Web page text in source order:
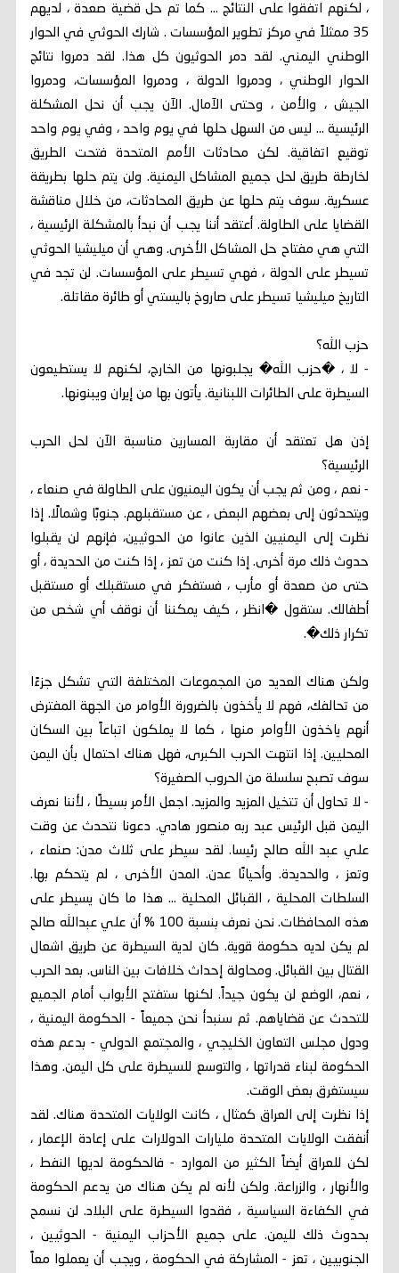
، لكنهم اتفقوا على النتائج ... كما تم حل قضية صعدة ، لديهم
35 ممثلاً في مركز تطوير المؤسسات . شارك الحوثي في ​​الحوار
الوطني اليمني. لقد دمر الحوثيون كل هذا. لقد دمروا نتائج
الحوار الوطني ، ودمروا الدولة ، ودمروا المؤسسات، ودمروا
الجيش ، والأمن ، وحتى الآمال. الآن يجب أن نحل المشكلة
الرئيسية ... ليس من السهل حلها في يوم واحد ، وفي يوم واحد
توقيع اتفاقية. لكن محادثات الأمم المتحدة فتحت الطريق
لخارطة طريق لحل جميع المشاكل اليمنية. ولن يتم حلها بطريقة
عسكرية. سوف يتم حلها عن طريق المحادثات، من خلال مناقشة
القضايا على الطاولة. أعتقد أننا يجب أن نبدأ بالمشكلة الرئيسية ،
التي هي مفتاح حل المشاكل الأخرى. وهي أن ميليشيا الحوثي
تسيطر على الدولة ، فهي تسيطر على المؤسسات. لن تجد في
التاريخ ميليشيا تسيطر على صاروخ باليستي أو طائرة مقاتلة.
حزب الله؟
- لا ، �حزب الله� يجلبونها من الخارج، لكنهم لا يستطيعون
السيطرة على الطائرات اللبنانية. يأتون بها من إيران ويبنونها.
إذن هل تعتقد أن مقاربة المسارين مناسبة الآن لحل الحرب
الرئيسية؟
- نعم ، ومن ثم يجب أن يكون اليمنيون على الطاولة في صنعاء ،
ويتحدثون إلى بعضهم البعض ، عن مستقبلهم. جنوبًا وشمالًا. إذا
نظرت إلى اليمنيين الذين عانوا من الحوثيين، فإنهم لن يقبلوا
حدوث ذلك مرة أخرى. إذا كنت من تعز ، إذا كنت من الحديدة ، أو
حتى من صعدة أو مأرب ، فستفكر في مستقبلك أو مستقبل
أطفالك. ستقول �انظر ، كيف يمكننا أن نوقف أي شخص من
تكرار ذلك�.
ولكن هناك العديد من المجموعات المختلفة التي تشكل جزءًا
من تحالفك، فهم لا يأخذون بالضرورة الأوامر من الجهة المفترض
أنهم ياخذون الأوامر منها ، كما لا يملكون اتباعاً بين السكان
المحليين. إذا انتهت الحرب الكبرى، فهل هناك احتمال بأن اليمن
سوف تصبح سلسلة من الحروب الصغيرة؟
- لا تحاول أن تتخيل المزيد والمزيد. اجعل الأمر بسيطًا ، لأننا نعرف
اليمن قبل الرئيس عبد ربه منصور هادي. دعونا نتحدث عن وقت
علي عبد الله صالح رئيسا. لقد سيطر على ثلاث مدن: صنعاء ،
وتعز ، والحديدة. وأحيانًا عدن. المدن الأخرى ، لم يتحكم بها.
السلطات المحلية ، القبائل المحلية ... هذا ما كان يسيطر على
هذه المحافظات. نحن نعرف بنسبة 100 % أن علي عبدالله صالح
لم يكن لديه حكومة قوية. كان لدية السيطرة عن طريق اشعال
القتال بين القبائل. ومحاولة إحداث خلافات بين الناس. بعد الحرب
، نعم، الوضع لن يكون جيداً. لكنها ستفتح الأبواب أمام الجميع
للتحدث عن قضاياهم. ثم سنبدأ نحن جميعاً - الحكومة اليمنية ،
ودول مجلس التعاون الخليجي ، والمجتمع الدولي - بدعم هذه
الحكومة لبناء قدراتها ، والتوسع للسيطرة على كل اليمن. وهذا
سيستغرق بعض الوقت.
إذا نظرت إلى العراق كمثال ، كانت الولايات المتحدة هناك. لقد
أنفقت الولايات المتحدة مليارات الدولارات على إعادة الإعمار ،
لكن للعراق أيضاً الكثير من الموارد - فالحكومة لديها النفط ،
والأنهار ، والزراعة. ولكن لأنه لم يكن هناك من يدعم الحكومة
في الكفاءة السياسية ، فقدوا السيطرة على البلاد. لن نسمح
بحدوث ذلك لليمن. على جميع الأحزاب اليمنية - الحوثيين ،
الجنوبيين ، تعز - المشاركة في الحكومة ، ويجب أن يعملوا معاً